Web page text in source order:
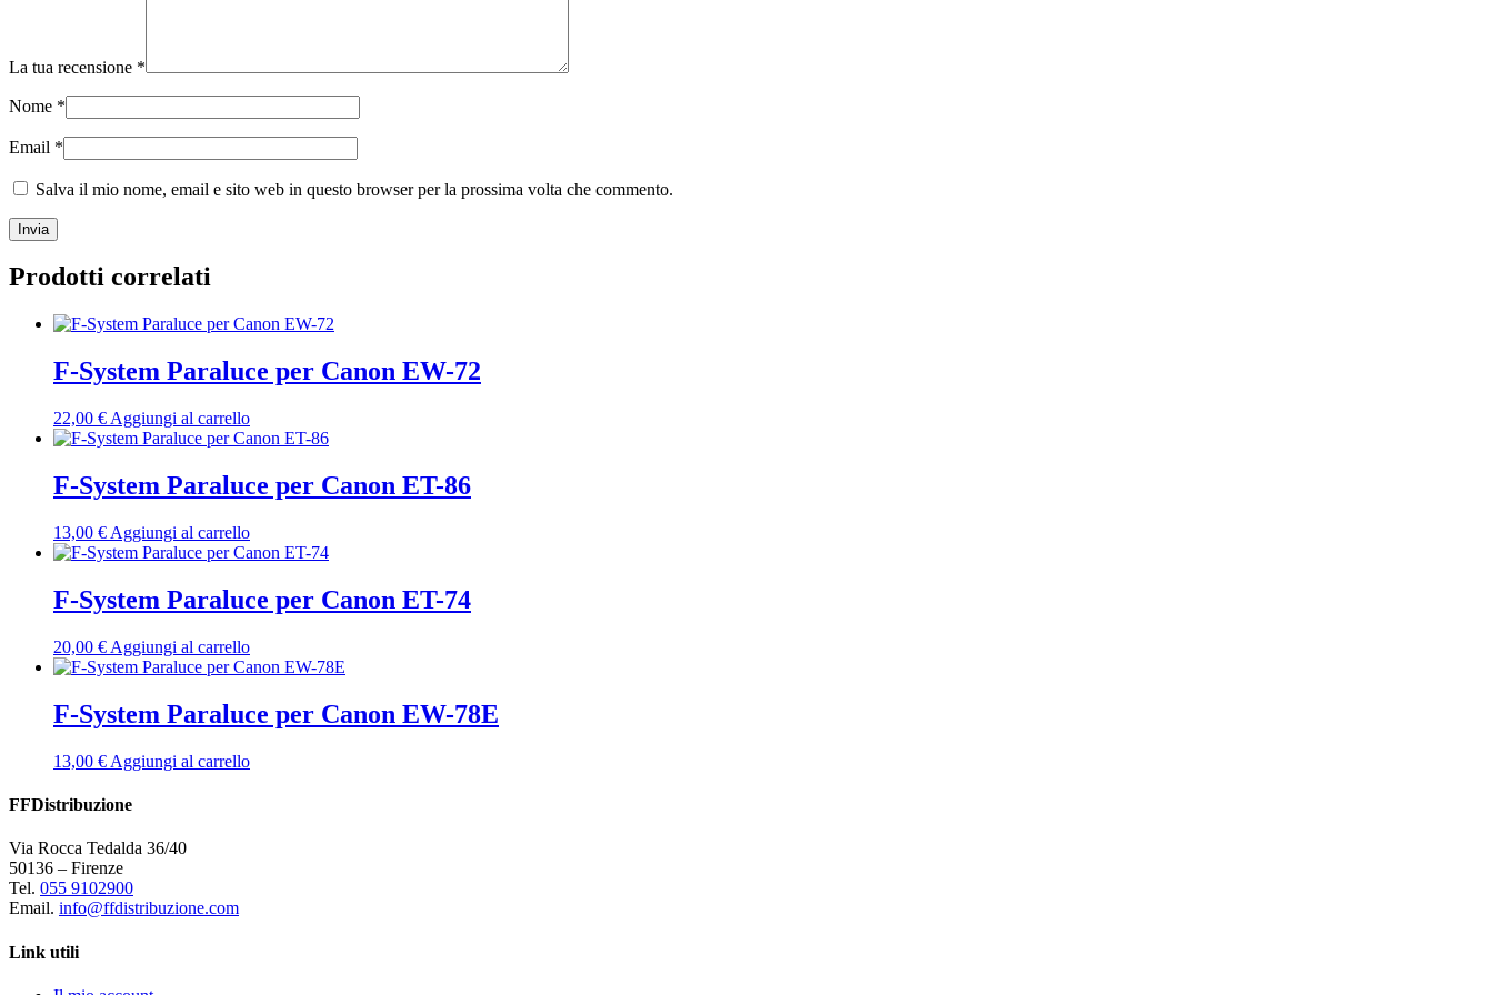
La tua recensione *
Nome *
Email *
Salva il mio nome, email e sito web in questo browser per la prossima volta che commento.
Prodotti correlati
F-System Paraluce per Canon EW-72
22,00 € Aggiungi al carrello
F-System Paraluce per Canon ET-86
13,00 € Aggiungi al carrello
F-System Paraluce per Canon ET-74
20,00 € Aggiungi al carrello
F-System Paraluce per Canon EW-78E
13,00 € Aggiungi al carrello
FFDistribuzione
Via Rocca Tedalda 36/40
50136 – Firenze
Tel. 055 9102900
Email. info@ffdistribuzione.com
Link utili